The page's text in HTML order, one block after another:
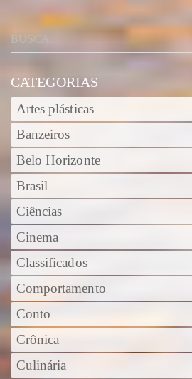
CATEGORIAS
Artes plásticas
Banzeiros
Belo Horizonte
Brasil
Ciências
Cinema
Classificados
Comportamento
Conto
Crônica
Culinária